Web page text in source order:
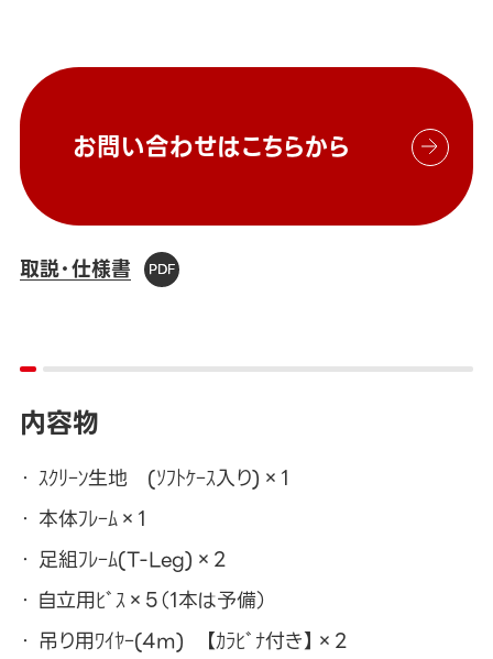
お問い合わせはこちらから
取説・仕様書
内容物
ｽｸﾘｰﾝ生地 (ｿﾌﾄｹｰｽ入り)×1
本体ﾌﾚｰﾑ×1
足組ﾌﾚｰﾑ(T-Leg)×2
自立用ﾋﾞｽ×5（1本は予備）
吊り用ﾜｲﾔｰ(4m) 【ｶﾗﾋﾞﾅ付き】×2